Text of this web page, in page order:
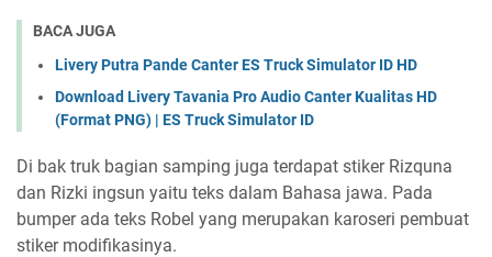
BACA JUGA
Livery Putra Pande Canter ES Truck Simulator ID HD
Download Livery Tavania Pro Audio Canter Kualitas HD
(Format PNG) | ES Truck Simulator ID
Di bak truk bagian samping juga terdapat stiker Rizquna
dan Rizki ingsun yaitu teks dalam Bahasa jawa. Pada
bumper ada teks Robel yang merupakan karoseri pembuat
stiker modifikasinya.